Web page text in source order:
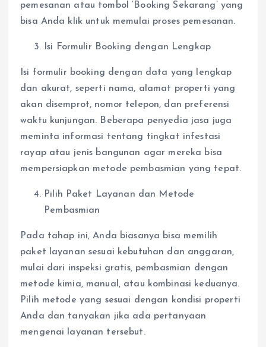
pemesanan atau tombol ‘Booking Sekarang’ yang
bisa Anda klik untuk memulai proses pemesanan.
Isi Formulir Booking dengan Lengkap
Isi formulir booking dengan data yang lengkap
dan akurat, seperti nama, alamat properti yang
akan disemprot, nomor telepon, dan preferensi
waktu kunjungan. Beberapa penyedia jasa juga
meminta informasi tentang tingkat infestasi
rayap atau jenis bangunan agar mereka bisa
mempersiapkan metode pembasmian yang tepat.
Pilih Paket Layanan dan Metode
Pembasmian
Pada tahap ini, Anda biasanya bisa memilih
paket layanan sesuai kebutuhan dan anggaran,
mulai dari inspeksi gratis, pembasmian dengan
metode kimia, manual, atau kombinasi keduanya.
Pilih metode yang sesuai dengan kondisi properti
Anda dan tanyakan jika ada pertanyaan
mengenai layanan tersebut.